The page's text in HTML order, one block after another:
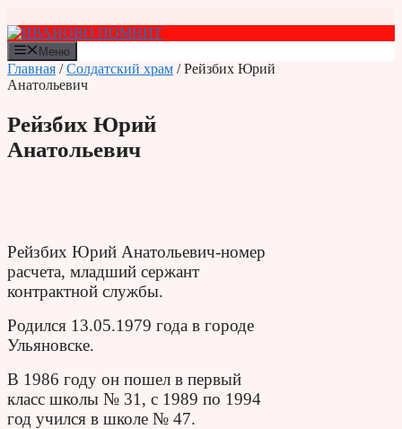
к
содержимому
Меню
Главная /Солдатский храм / Рейзбих Юрий
Анатольевич
Рейзбих Юрий
Анатольевич
Рейзбих Юрий Анатольевич-номер
расчета, младший сержант
контрактной службы.
Родился 13.05.1979 года в городе
Ульяновске.
В 1986 году он пошел в первый
класс школы № 31, с 1989 по 1994
год учился в школе № 47.